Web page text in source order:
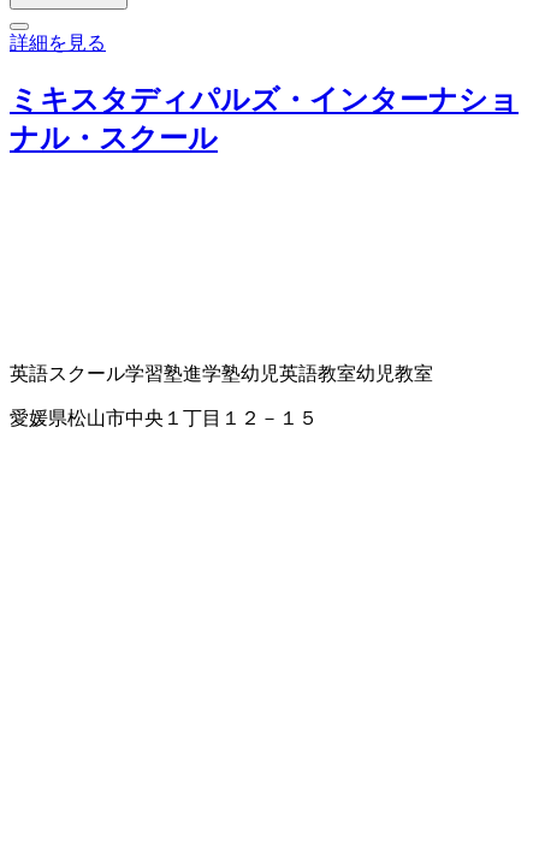
詳細を見る
ミキスタディパルズ・インターナショ
ナル・スクール
英語スクール学習塾進学塾幼児英語教室幼児教室
愛媛県松山市中央１丁目１２－１５